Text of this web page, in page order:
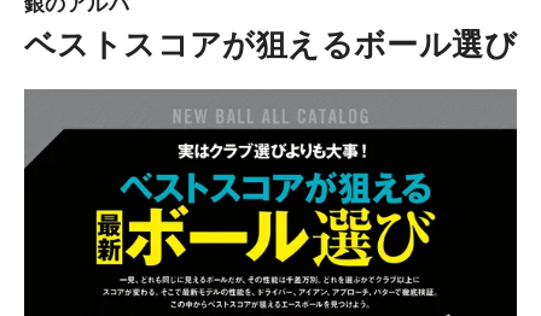
ベストスコアが狙えるボール選び